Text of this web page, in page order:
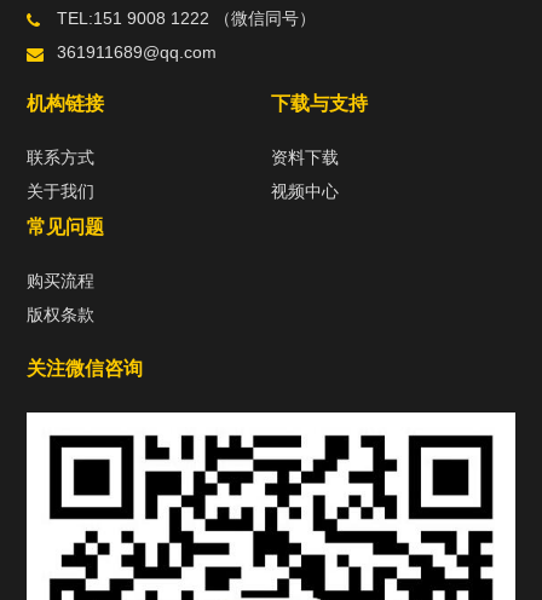
TEL:151 9008 1222 （微信同号）
361911689@qq.com
机构链接
联系方式
关于我们
下载与支持
资料下载
视频中心
常见问题
购买流程
版权条款
关注微信咨询